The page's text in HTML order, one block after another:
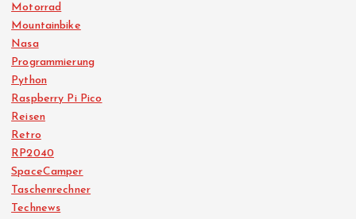
Motorrad
Mountainbike
Nasa
Programmierung
Python
Raspberry Pi Pico
Reisen
Retro
RP2040
SpaceCamper
Taschenrechner
Technews